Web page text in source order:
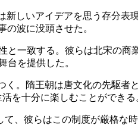
しいアイデアを思う存分表
波に没頭させた。
一致する。彼らは北宋の商
台を提供した。
。隋王朝は唐文化の先駆者
を十分に楽しむことができる
、彼らはこの制度が厳格な